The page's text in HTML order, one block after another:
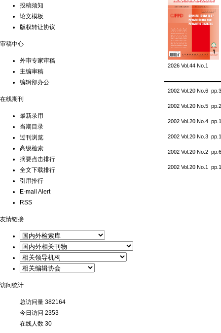
投稿须知
论文模板
版权转让协议
审稿中心
外审专家审稿
主编审稿
编辑部办公
在线期刊
最新录用
当期目录
过刊浏览
高级检索
摘要点击排行
全文下载排行
引用排行
E-mail Alert
RSS
友情链接
访问统计
总访问量 382164
今日访问 2353
在线人数 30
2026 Vol.44 No.1
2002 Vol.20 No.6
2002 Vol.20 No.5
2002 Vol.20 No.4
2002 Vol.20 No.3
2002 Vol.20 No.2
2002 Vol.20 No.1